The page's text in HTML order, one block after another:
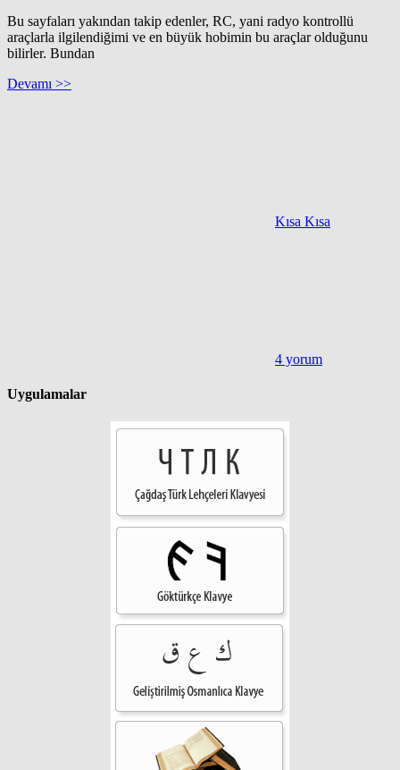
Bu sayfaları yakından takip edenler, RC, yani radyo kontrollü
araçlarla ilgilendiğimi ve en büyük hobimin bu araçlar olduğunu
bilirler. Bundan
Devamı >>
Kısa Kısa
4 yorum
Uygulamalar